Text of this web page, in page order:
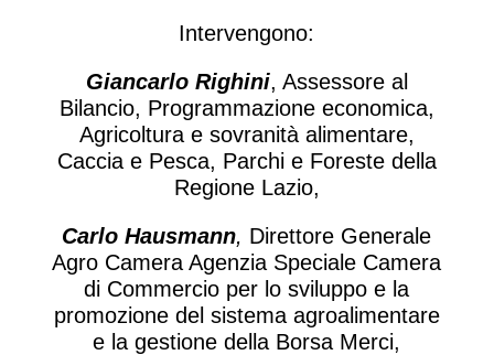
Intervengono:
Giancarlo Righini, Assessore al
Bilancio, Programmazione economica,
Agricoltura e sovranità alimentare,
Caccia e Pesca, Parchi e Foreste della
Regione Lazio,
Carlo Hausmann, Direttore Generale
Agro Camera Agenzia Speciale Camera
di Commercio per lo sviluppo e la
promozione del sistema agroalimentare
e la gestione della Borsa Merci,